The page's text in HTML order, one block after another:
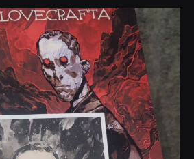
dobryhorror
Wrz 19